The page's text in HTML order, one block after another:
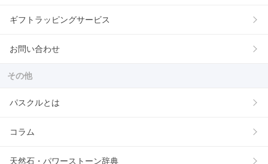
ギフトラッピングサービス
お問い合わせ
その他
パスクルとは
コラム
天然石・パワーストーン辞典